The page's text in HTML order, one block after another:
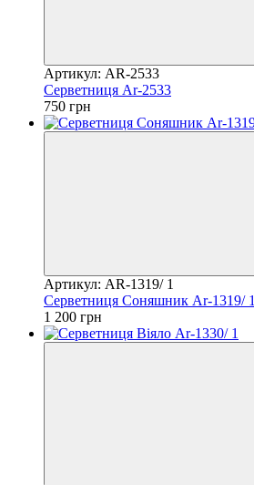
Артикул: AR-2533
Серветниця Ar-2533
750 грн
Артикул: AR-1319/ 1
Серветниця Соняшник Ar-1319/ 1
1 200 грн